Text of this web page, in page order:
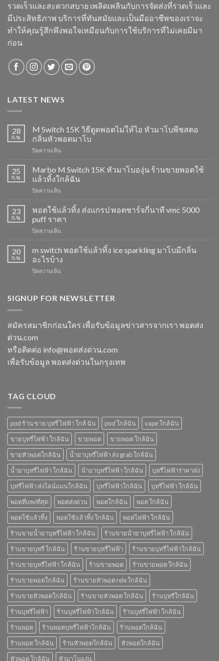
รวดเร็วและสะดวกสบาย เพลิดเพลินกับการจัดส่งที่รวดเร็วและ
มีประสิทธิภาพ บริการที่ทันสมัยและเป็นมืออาชีพของเราจะ
ทำให้คุณรู้สึกพึงพอใจเหมือนกับการใช้บริการที่ไม่เคยมีมา
ก่อน
LATEST NEWS
28
ก.พ.
M Switch 15K วิธีดูดพอตไม่ให้ไอ หัวมาโบพีชสตอ
กลิ่นหัวพอตมาโบ
ปิดความเห็น
Switch
15K
วิธี
ดูด
ไม่
ให้
หัว
โบ
พีช
ตมา
25
ก.พ.
Marbo M Switch 15K หัวมาโบองุ่น ร้านขายพอตใช้
แล้วทิ้งใกล้ฉัน
ปิดความเห็น
M
15K
หัว
โบ
องุ่น
ขาย
แล้ว
ฉัน
23
ก.พ.
พอตใช้แล้วทิ้ง ส่งแกรป พอตชาร์จกี่นาที vmc 5000
puff ราคา
ปิดความเห็น
ทิ้ง
ส่ง
ชาร์จ
vmc
ราคา
20
ก.พ.
m switch พอตใช้แล้วทิ้ง ice sparkling มาโบมีกลิ่น
อะไรบ้าง
ปิดความเห็น
พอต
ice
โบ
มี
SIGNUP FOR NEWSLETTER
สมัครสมาชิกก่อนใคร เพื่อรับข้อมูลข่าวสารจากเรา พอตส่ง
ด่วน.com
หรือติดต่อ info@พอตส่งด่วน.com
เพื่อรับข้อมูล พอตส่งด่วนในกรุงเทพ
TAG CLOUD
pod ร้าน ขาย บุหรี่ ไฟฟ้า ใกล้ ฉัน pod ใกล้ฉัน
vape ใกล้ฉัน
ขายบุหรี่ไฟฟ้า ใกล้ฉัน
ขายพอต
ขายพอต ใกล้ฉัน
ขายหัวพอตใกล้ฉัน
น้ำยาบุหรี่ไฟฟ้า ส่ง grab ใกล้ฉัน
น้ำยาบุหรี่ไฟฟ้า ใกล้ฉัน
น้ํายาบุหรี่ไฟฟ้า ใกล้ฉัน
บุหรี่ไฟฟ้าราคาส่ง
บุหรี่ไฟฟ้า ส่งไลน์แมนใกล้ฉัน
บุหรี่ไฟฟ้าใกล้ฉัน
บุหรี่ไฟฟ้า ใกล้ฉัน
พอตที่แพงที่สุด
พอตส่งด่วน พอตใกล้ฉัน
พอต ใกล้ฉัน
พอตใช้แล้วทิ้ง
พอตใช้แล้วทิ้ง ใกล้ฉัน
พอตไฟฟ้า ใกล้ฉัน
ร้านขายน้ำยาบุหรี่ไฟฟ้า ใกล้ฉัน
ร้านขายน้ํายาบุหรี่ไฟฟ้า ใกล้ฉัน
ร้านขายบุหรี่ ใกล้ฉัน
ร้านขายบุหรี่ไฟฟ้า
ร้านขายบุหรี่ไฟฟ้าใกล้ฉัน
ร้านขายบุหรี่ไฟฟ้า ใกล้ฉัน
ร้านขายพอต
ร้านขายพอต ใกล้ฉัน
ร้านขายพอตใกล้ฉัน
ร้านขายหัวพอต relx ใกล้ฉัน
ร้านขายหัวพอตใกล้ฉัน
ร้านขายหัวพอต ใกล้ฉัน
ร้านบุหรี่ใกล้ฉัน
ร้านบุหรี่ไฟฟ้า
ร้านบุหรี่ไฟฟ้าใกล้ฉัน
ร้านบุหรี่ไฟฟ้า ใกล้ฉัน
ร้านพอต
ร้านพอตบุหรี่ไฟฟ้าใกล้ฉัน
ร้านพอตใกล้ฉัน
ร้านพอต ใกล้ฉัน
ร้านหัวพอตใกล้ฉัน
หัวพอตใกล้ฉัน
หัวพอต ใกล้ฉัน
หัวมาโบองุ่น